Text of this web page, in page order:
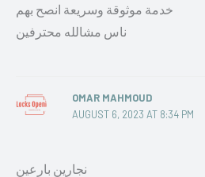
خدمة موثوقة وسريعة انصح بهم
ناس مشالله محترفين
OMAR MAHMOUD
AUGUST 6, 2023 AT 8:34 PM
نجارين بارعين